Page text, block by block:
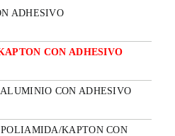
ADHESIVO
CON ADHESIVO
CON ADHESIVO
KAPTON CON